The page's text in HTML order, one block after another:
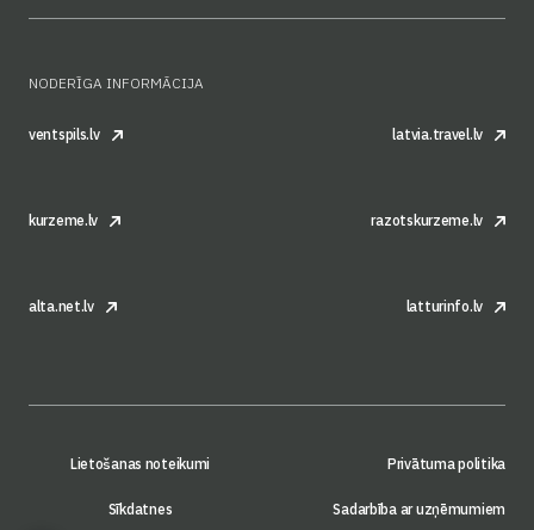
NODERĪGA INFORMĀCIJA
ventspils.lv latvia.travel.lv
kurzeme.lv razotskurzeme.lv
alta.net.lv latturinfo.lv
Lietošanas noteikumi Privātuma politika
Sīkdatnes Sadarbība ar uzņēmumiem